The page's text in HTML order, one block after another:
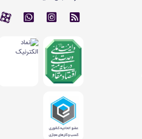
RSS کانال آپارات
تماس